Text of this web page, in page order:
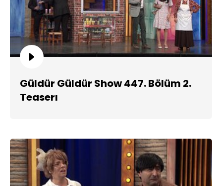
Güldür Güldür Show 447. Bölüm 2.
Teaserı